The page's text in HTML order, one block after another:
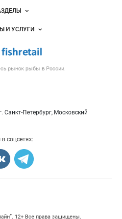
рынок рыбы в России.
Санкт-Петербург, Московский
Fishretail.ru
рекламы
оферта
информация
персональных данных
рынка
Блог
И УСЛУГИ
Рыба
Икра
соцсетях:
12+ Все права защищены.